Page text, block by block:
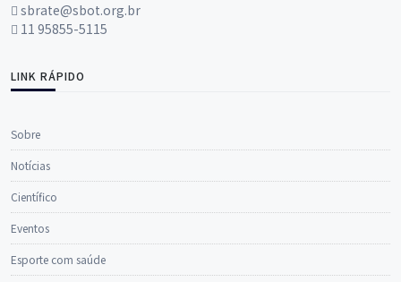
sbrate@sbot.org.br
11 95855-5115
LINK RÁPIDO
Sobre
Notícias
Científico
Eventos
Esporte com saúde